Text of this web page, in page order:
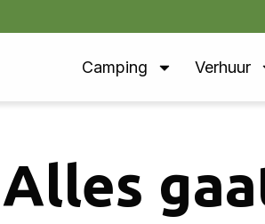
Camping Verhuur
Alles